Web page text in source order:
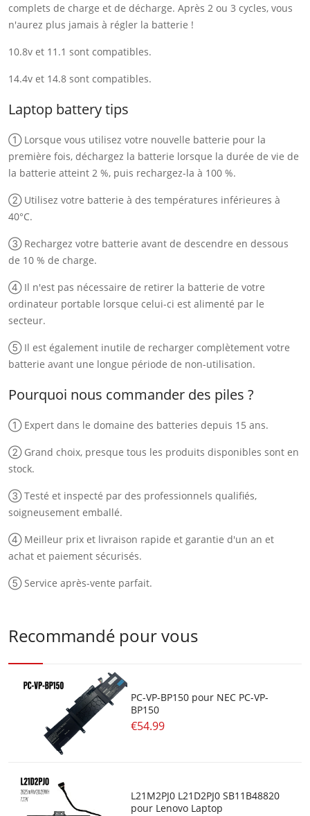
complets de charge et de décharge. Après 2 ou 3 cycles, vous
n'aurez plus jamais à régler la batterie !
10.8v et 11.1 sont compatibles.
14.4v et 14.8 sont compatibles.
Laptop battery tips
① Lorsque vous utilisez votre nouvelle batterie pour la
première fois, déchargez la batterie lorsque la durée de vie de
la batterie atteint 2 %, puis rechargez-la à 100 %.
② Utilisez votre batterie à des températures inférieures à
40°C.
③ Rechargez votre batterie avant de descendre en dessous
de 10 % de charge.
④ Il n'est pas nécessaire de retirer la batterie de votre
ordinateur portable lorsque celui-ci est alimenté par le
secteur.
⑤ Il est également inutile de recharger complètement votre
batterie avant une longue période de non-utilisation.
Pourquoi nous commander des piles ?
① Expert dans le domaine des batteries depuis 15 ans.
② Grand choix, presque tous les produits disponibles sont en
stock.
③ Testé et inspecté par des professionnels qualifiés,
soigneusement emballé.
④ Meilleur prix et livraison rapide et garantie d'un an et
achat et paiement sécurisés.
⑤ Service après-vente parfait.
Recommandé pour vous
PC-VP-BP150 pour NEC PC-VP-
BP150
€54.99
L21M2PJ0 L21D2PJ0 SB11B48820
pour Lenovo Laptop